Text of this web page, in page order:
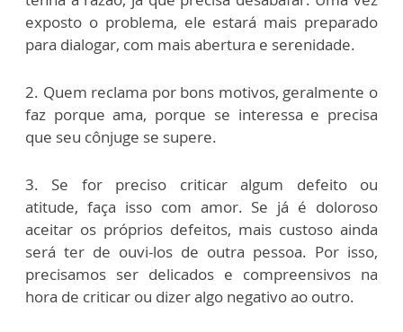
exposto o problema, ele estará mais preparado
para dialogar, com mais abertura e serenidade.
2. Quem reclama por bons motivos, geralmente o
faz porque ama, porque se interessa e precisa
que seu cônjuge se supere.
3. Se for preciso criticar algum defeito ou
atitude, faça isso com amor. Se já é doloroso
aceitar os próprios defeitos, mais custoso ainda
será ter de ouvi-los de outra pessoa. Por isso,
precisamos ser delicados e compreensivos na
hora de criticar ou dizer algo negativo ao outro.